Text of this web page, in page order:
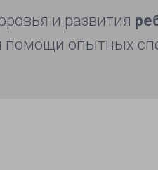
и развития
опытных